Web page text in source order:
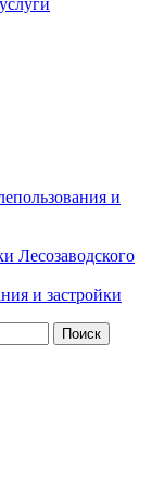
и
Лесозаводского
и застройки